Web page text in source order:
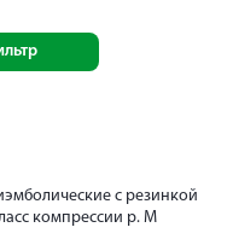
с резинкой
компрессии р. M